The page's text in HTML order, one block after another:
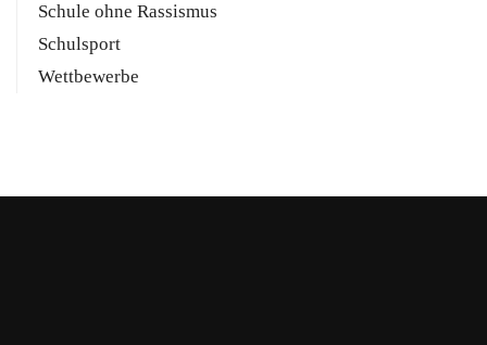
Schule ohne Rassismus
Schulsport
Wettbewerbe